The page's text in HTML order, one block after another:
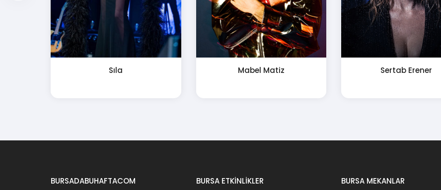
Sıla Mabel Matiz Sertab Erener
BURSADABUHAFTACOM BURSA ETKİNLİKLER BURSA MEKANLAR